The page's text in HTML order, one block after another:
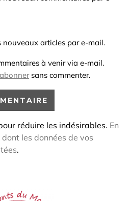
nouveaux articles par e-mail.
à venir via e-mail.
sans commenter.
réduire les indésirables. En
les données de vos
.